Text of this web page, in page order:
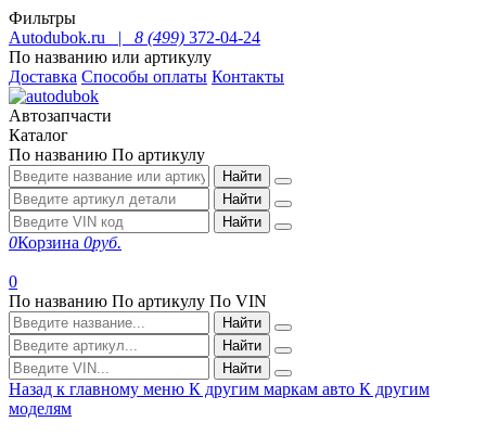
Фильтры
Autodubok.ru |
8 (499) 372-04-24
По названию или артикулу
Доставка Способы оплаты Контакты
Автозапчасти
Каталог
По названию По артикулу
Найти
Найти
Найти
0Корзина 0руб.
0
По названию По артикулу По VIN
Найти
Найти
Найти
Назад к главному меню К другим маркам авто К другим
моделям